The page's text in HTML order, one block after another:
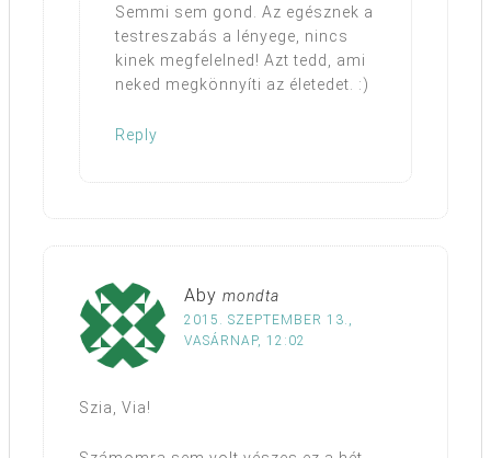
Semmi sem gond. Az egésznek a
testreszabás a lényege, nincs
kinek megfelelned! Azt tedd, ami
neked megkönnyíti az életedet. :)
Reply
Aby mondta
2015. SZEPTEMBER 13.,
VASÁRNAP, 12:02
Szia, Via!